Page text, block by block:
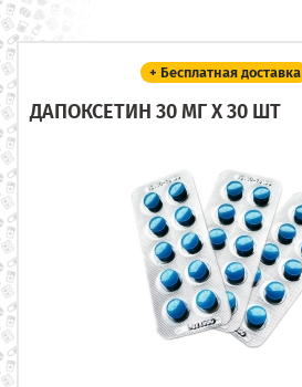
+ Бесплатная доставка
ДАПОКСЕТИН 30 МГ X 30 ШТ